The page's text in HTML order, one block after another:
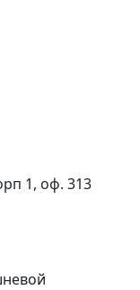
1, оф. 313